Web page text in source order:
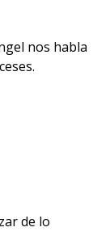
nos habla
de lo